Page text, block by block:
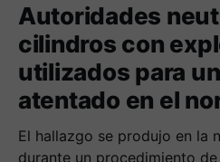
Autoridades
cilindros con
utilizados para
atentado en el
El hallazgo se produjo en la
durante un procedimiento